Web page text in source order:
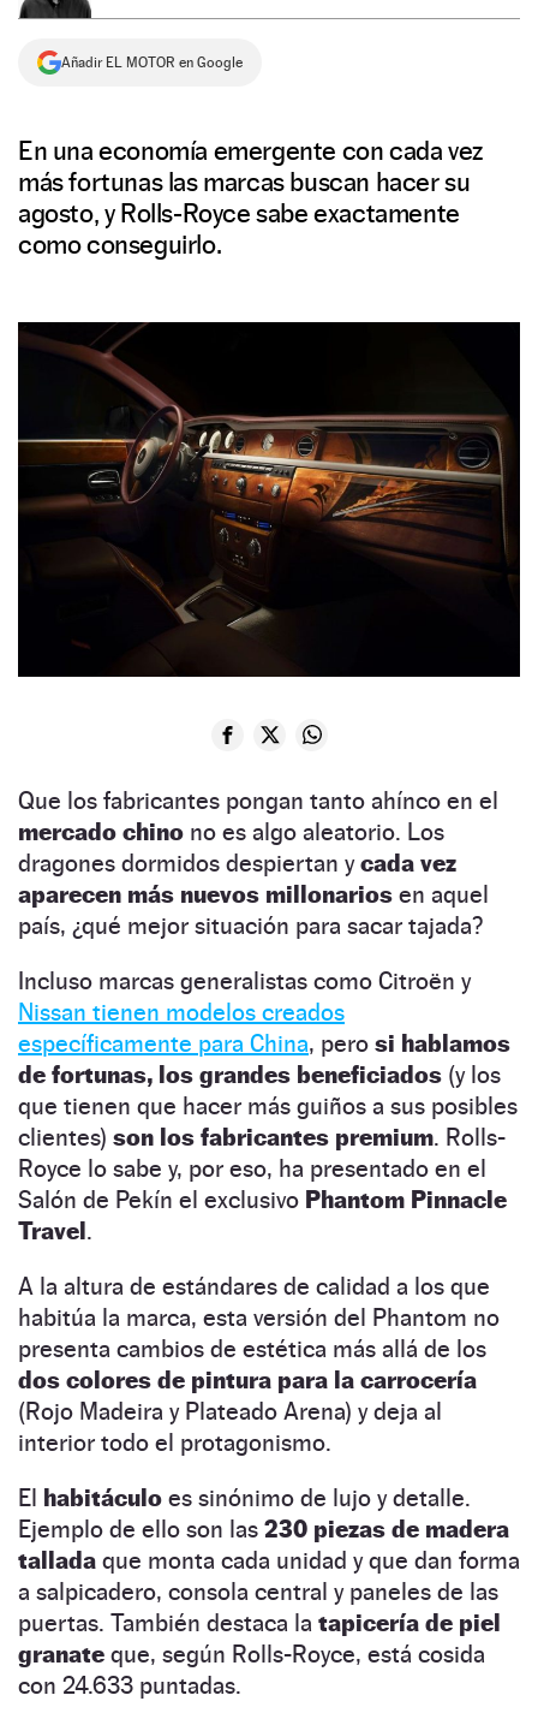
Añadir EL MOTOR en Google
En una economía emergente con cada vez
más fortunas las marcas buscan hacer su
agosto, y Rolls-Royce sabe exactamente
como conseguirlo.
Que los fabricantes pongan tanto ahínco en el
mercado chino no es algo aleatorio. Los
dragones dormidos despiertan ycada vez
aparecen más nuevos millonarios en aquel
país, ¿qué mejor situación para sacar tajada?
Incluso marcas generalistas como Citroën y
Nissan tienen modelos creados
específicamente para China, pero si hablamos
de fortunas, los grandes beneficiados (y los
que tienen que hacer más guiños a sus posibles
clientes) son los fabricantes premium. Rolls-
Royce lo sabe y, por eso, ha presentado en el
Salón de Pekín el exclusivo Phantom Pinnacle
Travel.
A la altura de estándares de calidad a los que
habitúa la marca, esta versión del Phantom no
presenta cambios de estética más allá de los
dos colores de pintura para la carrocería
(Rojo Madeira y Plateado Arena) y deja al
interior todo el protagonismo.
El habitáculo es sinónimo de lujo y detalle.
Ejemplo de ello son las 230 piezas de madera
tallada que monta cada unidad y que dan forma
a salpicadero, consola central y paneles de las
puertas. También destaca la tapicería de piel
granate que, según Rolls-Royce, está cosida
con 24.633 puntadas.